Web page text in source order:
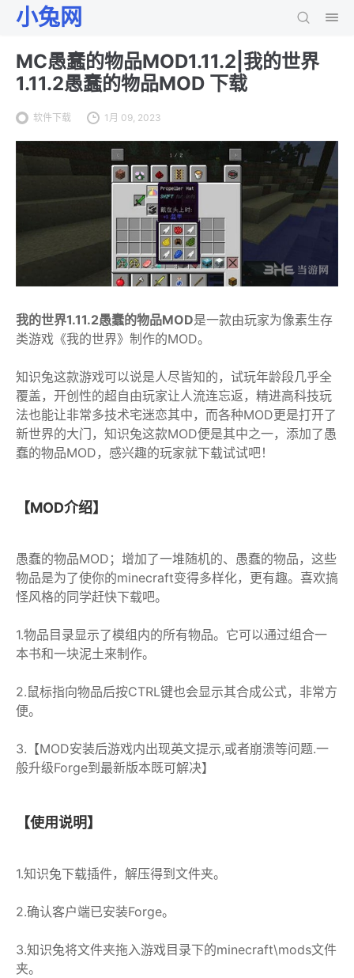
小兔网
MC愚蠢的物品MOD1.11.2|我的世界
1.11.2愚蠢的物品MOD 下载
软件下载 1月 09, 2023
我的世界1.11.2愚蠢的物品MOD是一款由玩家为像素生存
类游戏《我的世界》制作的MOD。
知识兔这款游戏可以说是人尽皆知的，试玩年龄段几乎全
覆盖，开创性的超自由玩家让人流连忘返，精进高科技玩
法也能让非常多技术宅迷恋其中，而各种MOD更是打开了
新世界的大门，知识兔这款MOD便是其中之一，添加了愚
蠢的物品MOD，感兴趣的玩家就下载试试吧！
【MOD介绍】
愚蠢的物品MOD；增加了一堆随机的、愚蠢的物品，这些
物品是为了使你的minecraft变得多样化，更有趣。喜欢搞
怪风格的同学赶快下载吧。
1.物品目录显示了模组内的所有物品。它可以通过组合一
本书和一块泥土来制作。
2.鼠标指向物品后按CTRL键也会显示其合成公式，非常方
便。
3.【MOD安装后游戏内出现英文提示,或者崩溃等问题.一
般升级Forge到最新版本既可解决】
【使用说明】
1.知识兔下载插件，解压得到文件夹。
2.确认客户端已安装Forge。
3.知识兔将文件夹拖入游戏目录下的minecraft\mods文件
夹。